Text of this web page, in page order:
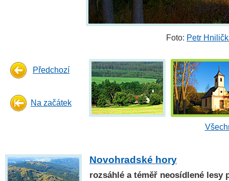
Foto: Petr
Předchozí
Na začátek
Novohradské hory
rozsáhlé a téměř neosídlené lesy